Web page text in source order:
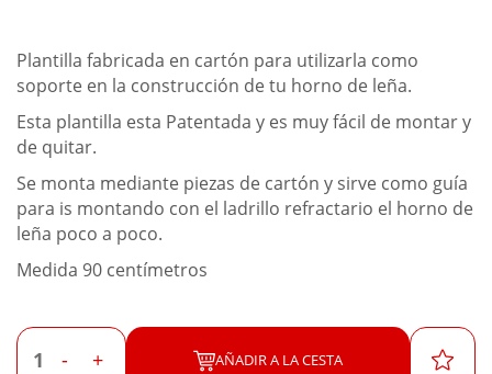
Plantilla fabricada en cartón para utilizarla como
soporte en la construcción de tu horno de leña.
Esta plantilla esta Patentada y es muy fácil de montar y
de quitar.
Se monta mediante piezas de cartón y sirve como guía
para is montando con el ladrillo refractario el horno de
leña poco a poco.
Medida 90 centímetros
- + AÑADIR A LA CESTA